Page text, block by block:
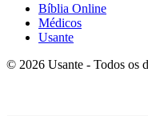
Bíblia Online
Médicos
Usante
© 2026 Usante - Todos os